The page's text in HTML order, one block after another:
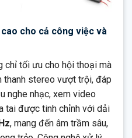
cho cả công việc và
chỉ tối ưu cho hội thoại mà
thanh stereo vượt trội, đáp
nghe nhạc, xem video
tai được tinh chỉnh với dải
, mang đến âm trầm sâu,